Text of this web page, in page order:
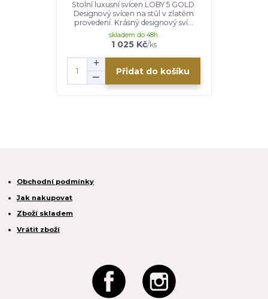
Stolní luxusní svícen LOBY 5 GOLD.
Designový svícen na stůl v zlatém
provedení. Krásný designový sví...
1 025 Kč/ks
skladem do 48h.
Přidat do košíku
Obchodní podmínky
Jak nakupovat
Zboží skladem
Vrátit zboží